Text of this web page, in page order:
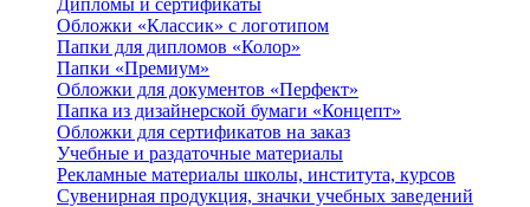
Дипломы и сертификаты
Обложки «Классик» с логотипом
Папки для дипломов «Колор»
Папки «Премиум»
Обложки для документов «Перфект»
Папка из дизайнерской бумаги «Концепт»
Обложки для сертификатов на заказ
Учебные и раздаточные материалы
Рекламные материалы школы, института, курсов
Сувенирная продукция, значки учебных заведений